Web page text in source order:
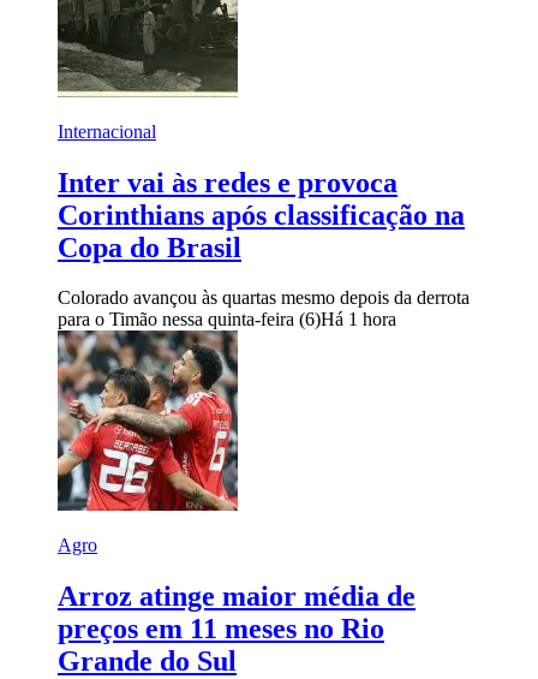
Internacional
Inter vai às redes e provoca
Corinthians após classificação na
Copa do Brasil
Colorado avançou às quartas mesmo depois da derrota
para o Timão nessa quinta-feira (6)Há 1 hora
Agro
Arroz atinge maior média de
preços em 11 meses no Rio
Grande do Sul